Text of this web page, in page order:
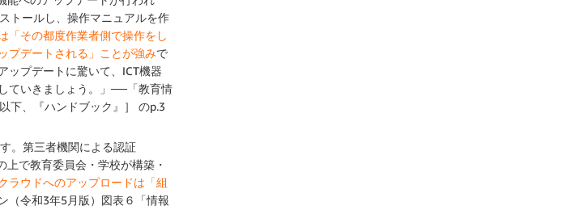
トールし、操作マニュアルを作
「その都度作業者側で操作をし
プデートされる」ことが強みで
ップデートに驚いて、ICT機器
していきましょう。」──「教育情
以下、『ハンドブック』］ のp.3
。第三者機関による認証
で教育委員会・学校が構築・
ラウドへのアップロードは「組
（令和3年5月版）図表６「情報